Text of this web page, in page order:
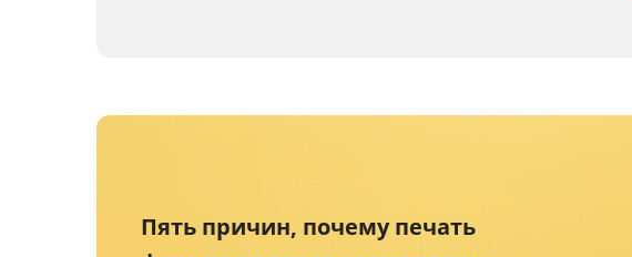
Пять причин, почему печать